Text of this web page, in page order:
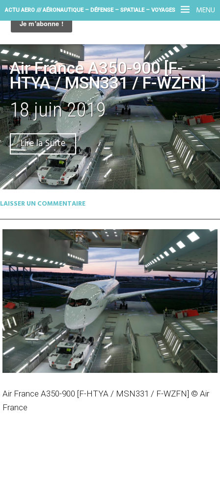
MENU
ACTU AERO /// AÉRONAUTIQUE – DÉFENSE – SPATIALE – VOYAGES
Air France A350-900 [F-
HTYA / MSN331 / F-WZFN]
18 juin 2019
Lire la Suite
LAISSER UN COMMENTAIRE
Air France A350-900 [F-HTYA / MSN331 / F-WZFN] © Air
France